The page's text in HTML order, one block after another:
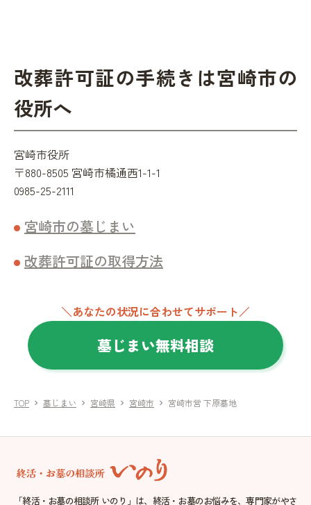
改葬許可証の手続きは宮崎市の
役所へ
宮崎市役所
〒880-8505 宮崎市橘通西1-1-1
0985-25-2111
宮崎市の墓じまい
改葬許可証の取得方法
＼あなたの状況に合わせてサポート／
墓じまい無料相談
TOP chevron_right 墓じまい chevron_right 宮崎県 chevron_right 宮崎市 chevron_right 宮崎市営 下原墓地
「終活・お墓の相談所 いのり」は、終活・お墓のお悩みを、専門家がやさ